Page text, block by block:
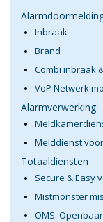
Inbraak
Brand
Combi inbraak
VoP Netwerk
Alarmverwerking
Melddienst
Totaaldiensten
Secure & Easy
Mistmonster
OMS: